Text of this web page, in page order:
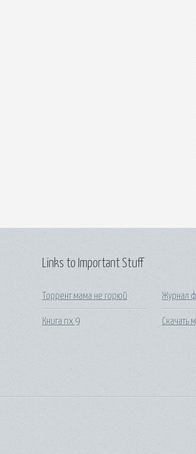
Links to Important Stuff
Торрент мама не горюй
Книга nx 9
Журнал
Скачать